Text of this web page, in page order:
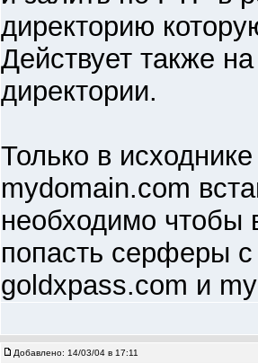
директорию
Действует также
директории.
Только в
mydomain.com
необходимо чтобы
попасть серферы
goldxpass.com и
Добавлено: 14/03/04 в 17:11